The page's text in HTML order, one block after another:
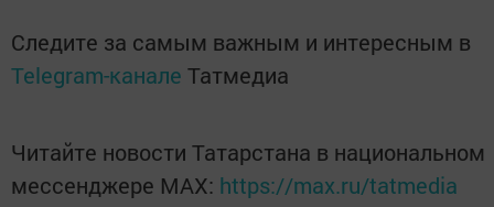
Следите за самым важным и интересным в
Telegram-канале Татмедиа
Читайте новости Татарстана в национальном
мессенджере MАХ: https://max.ru/tatmedia